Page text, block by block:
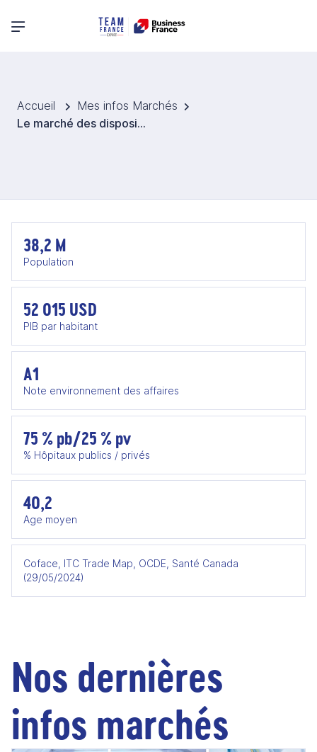
Menu principal
Accueil
Mes infos Marchés
Le marché des dispositifs médicaux au Canada
38,2 M
Population
52 015 USD
PIB par habitant
A1
Note environnement des affaires
75 % pb/25 % pv
% Hôpitaux publics / privés
40,2
Age moyen
Coface, ITC Trade Map, OCDE, Santé Canada
(29/05/2024)
Nos dernières
infos marchés